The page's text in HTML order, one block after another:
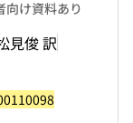
向け資料あり
見俊 訳